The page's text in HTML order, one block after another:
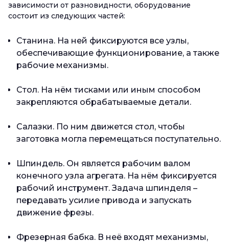
зависимости от разновидности, оборудование
состоит из следующих частей:
Станина. На ней фиксируются все узлы,
обеспечивающие функционирование, а также
рабочие механизмы.
Стол. На нём тисками или иным способом
закрепляются обрабатываемые детали.
Салазки. По ним движется стол, чтобы
заготовка могла перемещаться поступательно.
Шпиндель. Он является рабочим валом
конечного узла агрегата. На нём фиксируется
рабочий инструмент. Задача шпинделя –
передавать усилие привода и запускать
движение фрезы.
Фрезерная бабка. В неё входят механизмы,